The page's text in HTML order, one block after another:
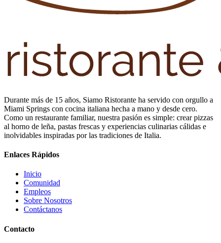
Durante más de 15 años, Siamo Ristorante ha servido con orgullo a
Miami Springs con cocina italiana hecha a mano y desde cero.
Como un restaurante familiar, nuestra pasión es simple: crear pizzas
al horno de leña, pastas frescas y experiencias culinarias cálidas e
inolvidables inspiradas por las tradiciones de Italia.
Enlaces Rápidos
Inicio
Comunidad
Empleos
Sobre Nosotros
Contáctanos
Contacto